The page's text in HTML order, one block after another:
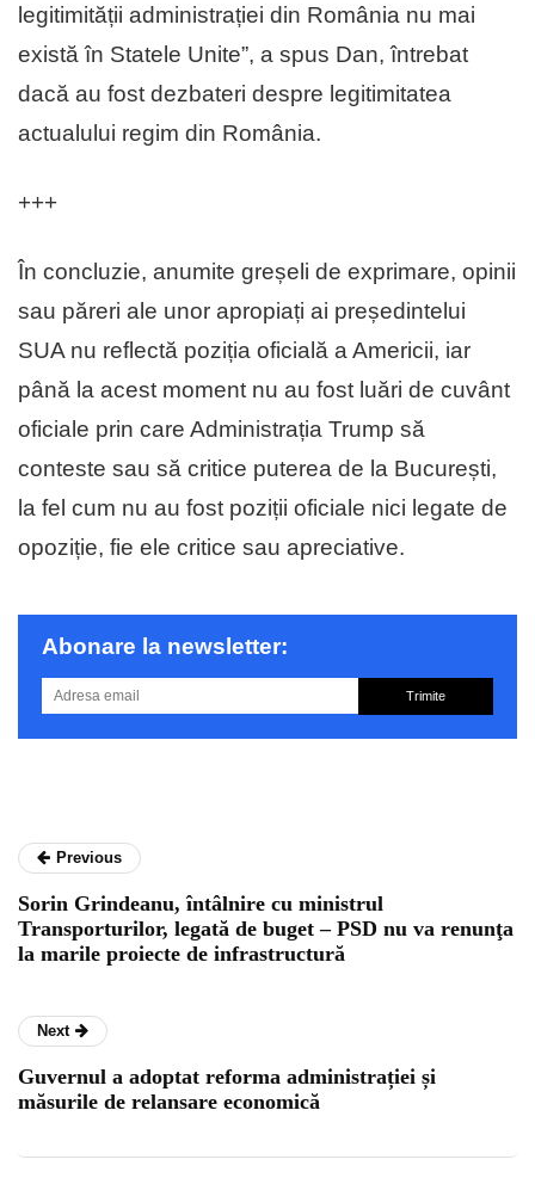
legitimității administrației din România nu mai
există în Statele Unite”, a spus Dan, întrebat
dacă au fost dezbateri despre legitimitatea
actualului regim din România.
+++
În concluzie, anumite greșeli de exprimare, opinii
sau păreri ale unor apropiați ai președintelui
SUA nu reflectă poziția oficială a Americii, iar
până la acest moment nu au fost luări de cuvânt
oficiale prin care Administrația Trump să
conteste sau să critice puterea de la București,
la fel cum nu au fost poziții oficiale nici legate de
opoziție, fie ele critice sau apreciative.
Abonare la newsletter:
Trimite
Previous
Sorin Grindeanu, întâlnire cu ministrul
Transporturilor, legată de buget – PSD nu va renunţa
la marile proiecte de infrastructură
Next
Guvernul a adoptat reforma administrației și
măsurile de relansare economică